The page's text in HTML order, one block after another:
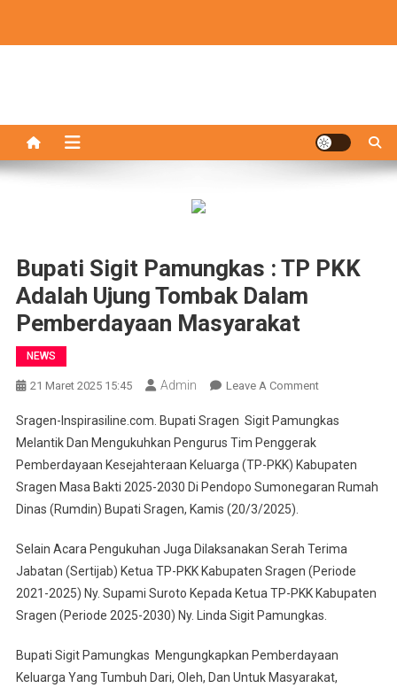
Bupati Sigit Pamungkas : TP PKK
Adalah Ujung Tombak Dalam
Pemberdayaan Masyarakat
NEWS
21 Maret 2025 15:45 Admin Leave A CommentOn
Sigit
:
TP
Ujung
Tombak
Dalam
Sragen-Inspirasiline.com. Bupati Sragen Sigit Pamungkas
Melantik Dan Mengukuhkan Pengurus Tim Penggerak
Pemberdayaan Kesejahteraan Keluarga (TP-PKK) Kabupaten
Sragen Masa Bakti 2025-2030 Di Pendopo Sumonegaran Rumah
Dinas (Rumdin) Bupati Sragen, Kamis (20/3/2025).
Selain Acara Pengukuhan Juga Dilaksanakan Serah Terima
Jabatan (Sertijab) Ketua TP-PKK Kabupaten Sragen (Periode
2021-2025) Ny. Supami Suroto Kepada Ketua TP-PKK Kabupaten
Sragen (Periode 2025-2030) Ny. Linda Sigit Pamungkas.
Bupati Sigit Pamungkas Mengungkapkan Pemberdayaan
Keluarga Yang Tumbuh Dari, Oleh, Dan Untuk Masyarakat,